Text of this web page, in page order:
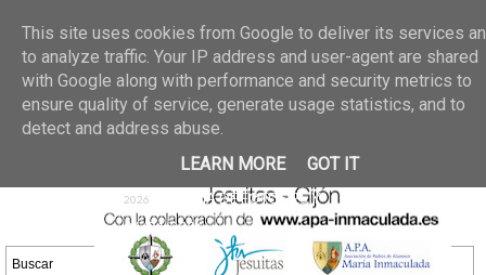
02 jun 2026
GALERIA DE FOTOS
30/05/2026
25 may 2026
GALERIA
DE FOTOS 23/05/2026
20 may
2026
GALERIA DE FOTOS
16/05/2026
DE FOTOS 09/05/2026
28 abr
2026
GALERIA DE FOTOS 25 Y
26/04/2026
This site uses cookies from Google to deliver its services
to analyze traffic. Your IP address and user-agent are shared
with Google along with performance and security metrics to
ensure quality of service, generate usage statistics, and to
detect and address abuse.
LEARN MORE
GOT IT